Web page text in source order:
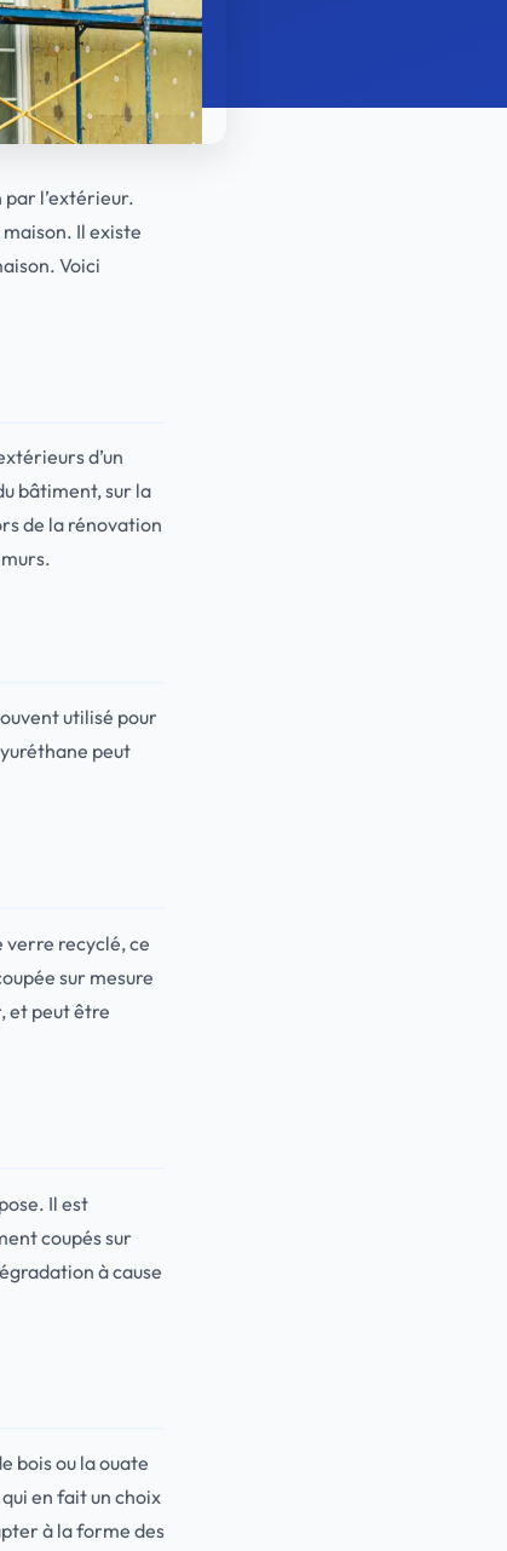
par l’extérieur.
Il existe
Voici
d’un
bâtiment, sur la
de la rénovation
utilisé pour
peut
verre recyclé, ce
sur mesure
et peut être
Il est
coupés sur
à cause
bois ou la ouate
en fait un choix
à la forme des